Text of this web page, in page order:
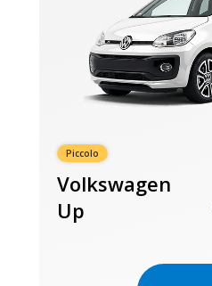
Piccolo
Volkswagen
Up